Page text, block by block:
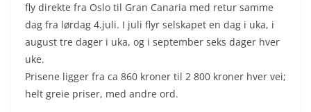
fly direkte fra Oslo til Gran Canaria med retur samme
dag fra lørdag 4.juli. I juli flyr selskapet en dag i uka, i
august tre dager i uka, og i september seks dager hver
uke.
Prisene ligger fra ca 860 kroner til 2 800 kroner hver vei;
helt greie priser, med andre ord.